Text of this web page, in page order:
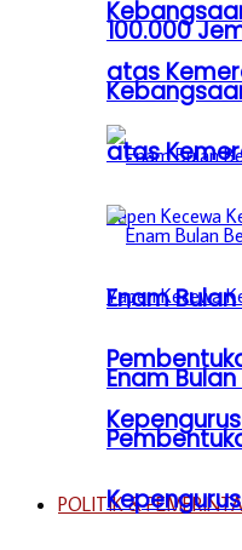
atas
Enam
POLITIK &
100.000
atas
Enam